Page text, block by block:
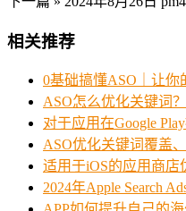
相关推荐
0基础搞懂ASO｜让你
ASO怎么优化关键词？
对于应用在Google
ASO优化关键词覆盖
适用于iOS的应用商店
2024年Apple Search